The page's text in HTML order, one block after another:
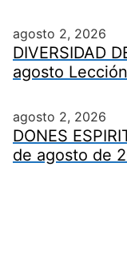
agosto 2, 2026
DIVERSIDAD
agosto
agosto 2, 2026
DONES
de agosto de